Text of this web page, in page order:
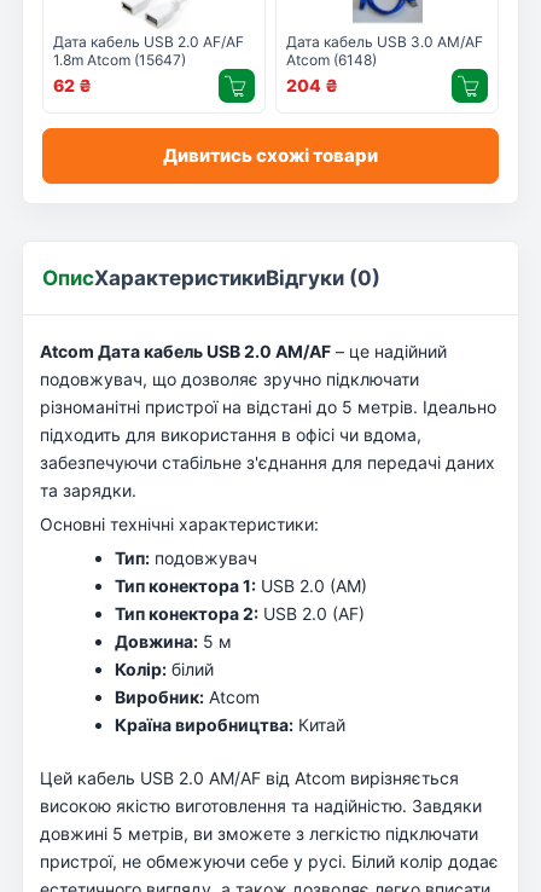
Дата кабель USB 2.0 AF/AF
1.8m Atcom (15647)
62 ₴
Дата кабель USB 3.0 AM/AF
Atcom (6148)
204 ₴
Дивитись схожі товари
ОписХарактеристикиВідгуки (0)
Atcom Дата кабель USB 2.0 AM/AF – це надійний
подовжувач, що дозволяє зручно підключати
різноманітні пристрої на відстані до 5 метрів. Ідеально
підходить для використання в офісі чи вдома,
забезпечуючи стабільне з'єднання для передачі даних
та зарядки.
Основні технічні характеристики:
Тип: подовжувач
Тип конектора 1: USB 2.0 (AM)
Тип конектора 2: USB 2.0 (AF)
Довжина: 5 м
Колір: білий
Виробник: Atcom
Країна виробництва: Китай
Цей кабель USB 2.0 AM/AF від Atcom вирізняється
високою якістю виготовлення та надійністю. Завдяки
довжині 5 метрів, ви зможете з легкістю підключати
пристрої, не обмежуючи себе у русі. Білий колір додає